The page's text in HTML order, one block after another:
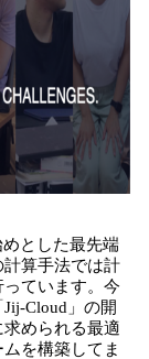
とした最先端
算手法では計
ています。今
Cloud」の開
められる最適
を構築してま